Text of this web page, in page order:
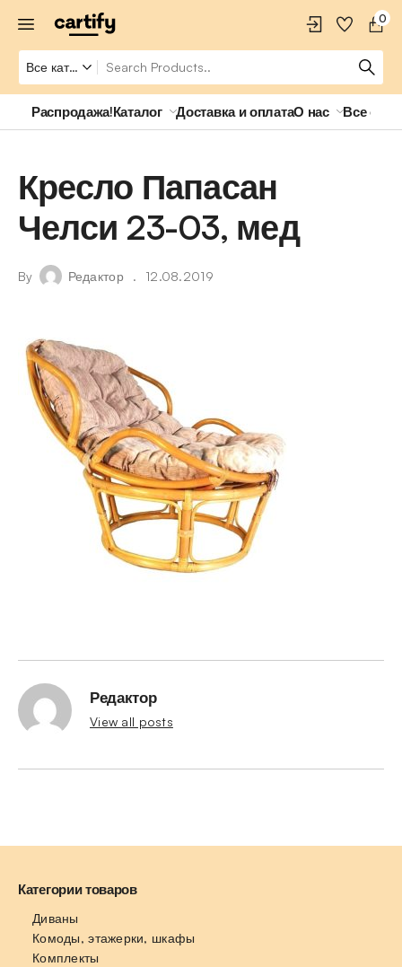
0
Распродажа!Каталог Доставка и оплатаО нас Все о
Кресло Папасан
Челси 23-03, мед
By Редактор 12.08.2019
Редактор
View all posts
Категории товаров
Диваны
Комоды, этажерки, шкафы
Комплекты